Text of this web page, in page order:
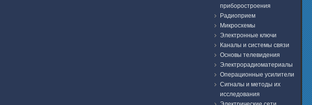
приборостроения
Радиоприем
Микросхемы
Электронные ключи
Каналы и системы связи
Основы телевидения
Электрорадиоматериалы
Операционные усилители
Сигналы и методы их
исследования